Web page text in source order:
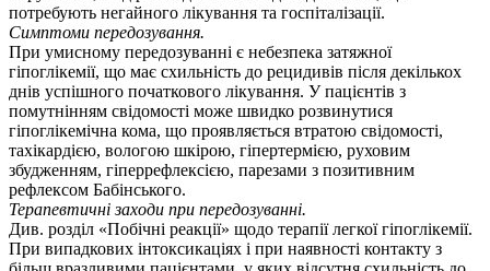
потребують негайного лікування та госпіталізації.
Симптоми передозування.
При умисному передозуванні є небезпека затяжної
гіпоглікемії, що має схильність до рецидивів після декількох
днів успішного початкового лікування. У пацієнтів з
помутнінням свідомості може швидко розвинутися
гіпоглікемічна кома, що проявляється втратою свідомості,
тахікардією, вологою шкірою, гіпертермією, руховим
збудженням, гіперрефлексією, парезами з позитивним
рефлексом Бабінського.
Терапевтичні заходи при передозуванні.
Див. розділ «Побічні реакції» щодо терапії легкої гіпоглікемії.
При випадкових інтоксикаціях і при наявності контакту з